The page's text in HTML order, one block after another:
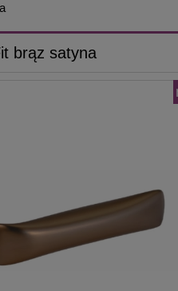
brąz satyna